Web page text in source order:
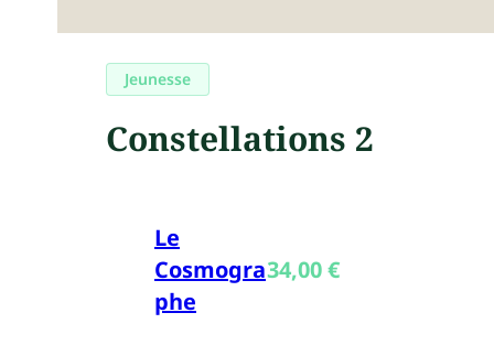
Jeunesse
Constellations 2
Le
Cosmogra
phe
34,00€